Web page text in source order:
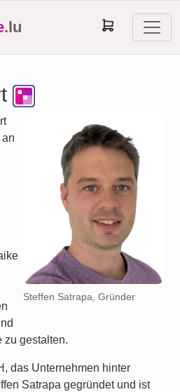
.lu
Steffen Satrapa, Gründer
zu gestalten.
das Unternehmen hinter
Satrapa gegründet und ist